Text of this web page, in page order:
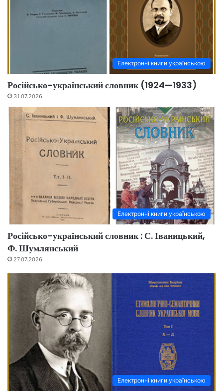
Електронні книги українською
Російсько-український словник (1924—1933)
31.07.2026
Електронні книги українською
Російсько-український словник : С. Іваницький,
Ф. Шумлянський
27.07.2026
Електронні книги українською